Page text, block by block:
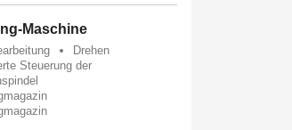
Maschine
Drehen
Steuerung der